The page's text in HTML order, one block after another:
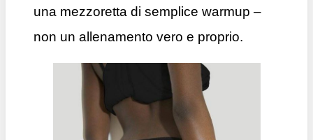
una mezzoretta di semplice warmup –
non un allenamento vero e proprio.